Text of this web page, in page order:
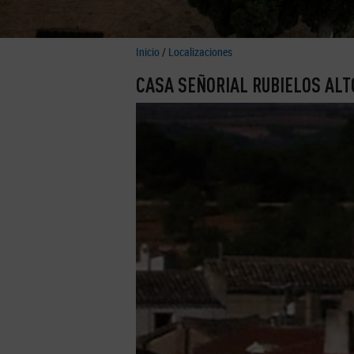
Inicio / Localizaciones
CASA SEÑORIAL RUBIELOS